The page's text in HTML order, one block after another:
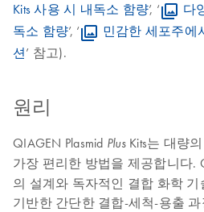
Kits 사용 시 내독소 함량’, ‘
다
독소 함량’, ‘
민감한 세포주에
션’ 참고).
원리
QIAGEN Plasmid PlusKits는 대량
가장 편리한 방법을 제공합니다.
의 설계와 독자적인 결합 화학
기반한 간단한 결합-세척-용출